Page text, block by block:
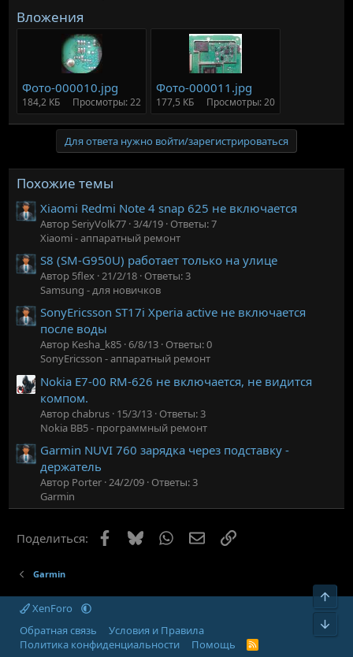
Вложения
Фото-000010.jpg
184,2 КБ Просмотры: 22
Фото-000011.jpg
177,5 КБ Просмотры: 20
Для ответа нужно войти/зарегистрироваться
Похожие темы
Xiaomi Redmi Note 4 snap 625 не включается
Автор SeriyVolk77 3/4/19 Ответы: 7
Xiaomi - аппаратный ремонт
S8 (SM-G950U) работает только на улице
Автор 5flex 21/2/18 Ответы: 3
Samsung - для новичков
SonyEricsson ST17i Xperia active не включается
после воды
Автор Kesha_k85 6/8/13 Ответы: 0
SonyEricsson - аппаратный ремонт
Nokia E7-00 RM-626 не включается, не видится
компом.
Автор chabrus 15/3/13 Ответы: 3
Nokia BB5 - программный ремонт
Garmin NUVI 760 зарядка через подставку -
держатель
Автор Porter 24/2/09 Ответы: 3
Garmin
Поделиться: Facebook
Bluesky WhatsAppЭлектронная почта
Ссылка
Garmin
XenForo
Обратная связь
Условия и Правила
Политика конфиденциальности
Помощь
R
Верх